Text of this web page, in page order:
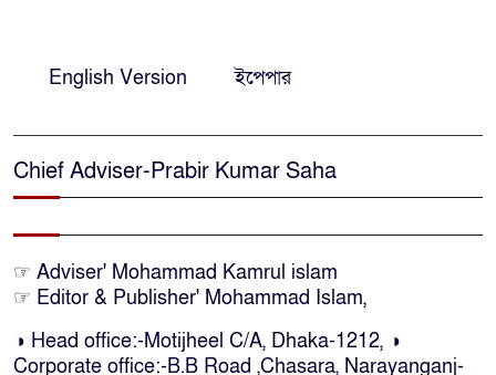
অ্যারেস্ট’ নয়, হাইকোর্টের আদেশ
দক্ষিণ আফ্রিকায় অগ্নিকান্ডে নিহতদের
লাশ আনা’সহ পূর্ণ সহায়তার আশ্বাস
কক্সবাজারে কোস্টগার্ডের অভিযানে
দেশীয় মদসহ আটক-৪
English Version ইপেপার
Chief Adviser-Prabir Kumar Saha
☞ Adviser' Mohammad Kamrul islam
☞ Editor & Publisher' Mohammad Islam,
◑ Head office:-Motijheel C/A, Dhaka-1212, ◑
Corporate office:-B.B Road ,Chasara, Narayanganj-